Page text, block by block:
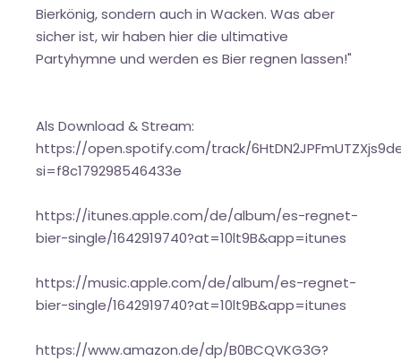
Bierkönig, sondern auch in Wacken. Was aber
sicher ist, wir haben hier die ultimative
Partyhymne und werden es Bier regnen lassen!"
Als Download & Stream:
https://open.spotify.com/track/
si=f8c179298546433e
https://itunes.apple.com/de/album/es-regnet-
bier-single/1642919740?at=10lt9B&app=itunes
https://music.apple.com/de/album/es-regnet-
bier-single/1642919740?at=10lt9B&app=itunes
https://www.amazon.de/dp/B0BCQVKG3G?